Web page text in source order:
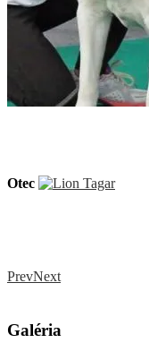
Otec
PrevNext
Galéria